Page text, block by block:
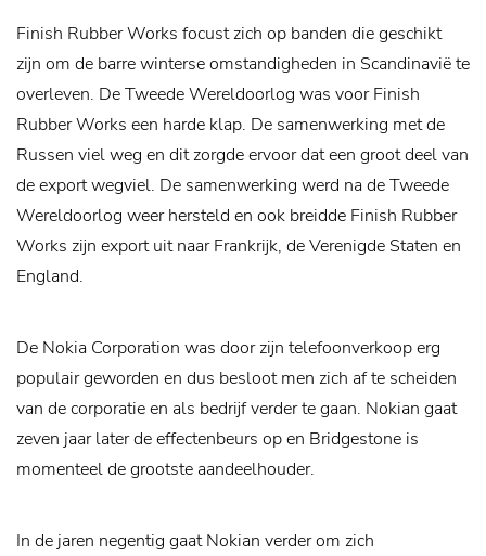
Finish Rubber Works focust zich op banden die geschikt
zijn om de barre winterse omstandigheden in Scandinavië te
overleven. De Tweede Wereldoorlog was voor Finish
Rubber Works een harde klap. De samenwerking met de
Russen viel weg en dit zorgde ervoor dat een groot deel van
de export wegviel. De samenwerking werd na de Tweede
Wereldoorlog weer hersteld en ook breidde Finish Rubber
Works zijn export uit naar Frankrijk, de Verenigde Staten en
England.
De Nokia Corporation was door zijn telefoonverkoop erg
populair geworden en dus besloot men zich af te scheiden
van de corporatie en als bedrijf verder te gaan. Nokian gaat
zeven jaar later de effectenbeurs op en Bridgestone is
momenteel de grootste aandeelhouder.
In de jaren negentig gaat Nokian verder om zich